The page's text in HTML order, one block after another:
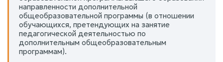
направленности дополнительной
общеобразовательной программы (в отношении
обучающихся, претендующих на занятие
педагогической деятельностью по
дополнительным общеобразовательным
программам).